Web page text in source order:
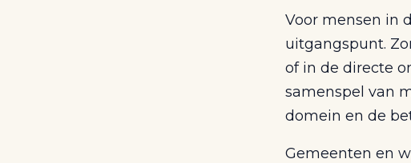
Voor mensen in
uitgangspunt.
of in de directe
samenspel van
domein en de
Gemeenten en